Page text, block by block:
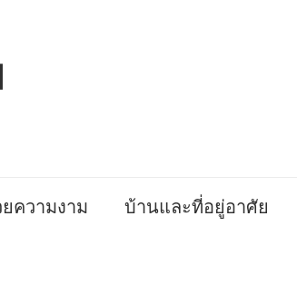
ความงาม บ้านและที่อยู่อาศัย